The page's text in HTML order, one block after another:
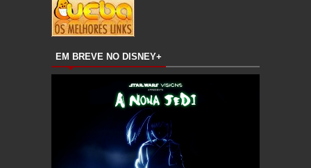
EM BREVE NO DISNEY+